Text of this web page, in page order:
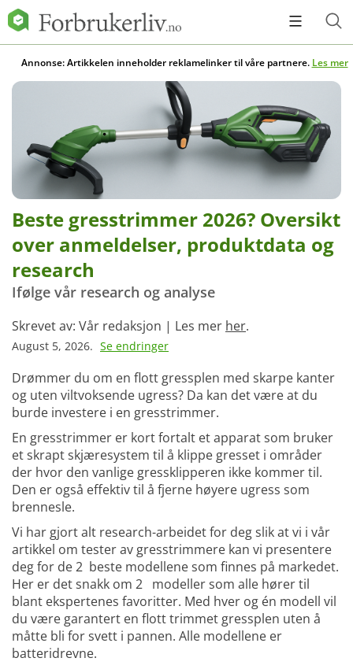
Annonse: Artikkelen inneholder reklamelinker til våre partnere. Les mer
Beste gresstrimmer 2026? Oversikt
over anmeldelser, produktdata og
research
Ifølge vår research og analyse
Skrevet av: Vår redaksjon | Les mer her.
August 5, 2026. Se endringer
Drømmer du om en flott gressplen med skarpe kanter
og uten viltvoksende ugress? Da kan det være at du
burde investere i en gresstrimmer.
En gresstrimmer er kort fortalt et apparat som bruker
et skrapt skjæresystem til å klippe gresset i områder
der hvor den vanlige gressklipperen ikke kommer til.
Den er også effektiv til å fjerne høyere ugress som
brennesle.
Vi har gjort alt research-arbeidet for deg slik at vi i vår
artikkel om tester av gresstrimmere kan vi presentere
deg for de 2 beste modellene som finnes på markedet.
Her er det snakk om 2 modeller som alle hører til
blant ekspertenes favoritter. Med hver og én modell vil
du være garantert en flott trimmet gressplen uten å
måtte bli for svett i pannen. Alle modellene er
batteridrevne.